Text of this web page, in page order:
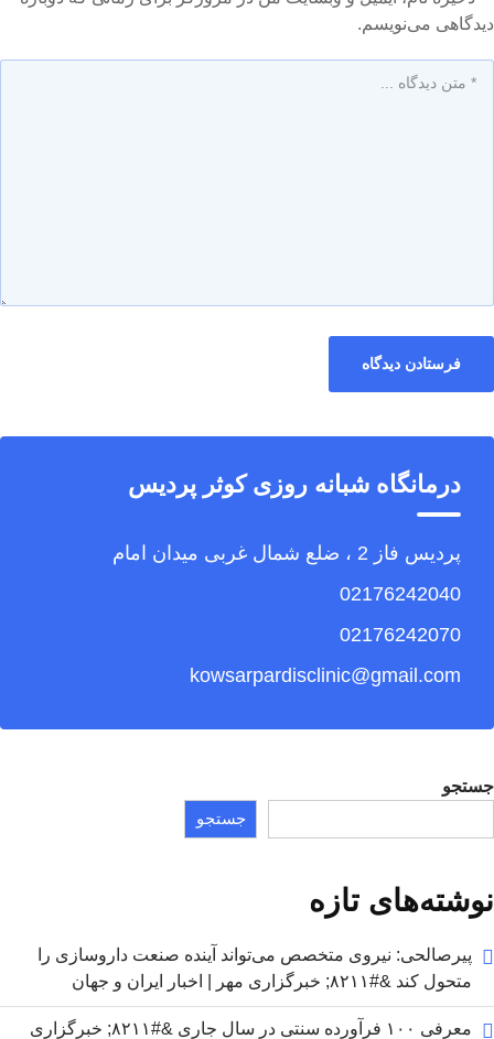
دیدگاهی می‌نویسم.
درمانگاه شبانه روزی کوثر پردیس
پردیس فاز 2 ، ضلع شمال غربی میدان امام
02176242040
02176242070
kowsarpardisclinic@gmail.com
جستجو
جستجو
نوشته‌های تازه
پیرصالحی: نیروی متخصص می‌تواند آینده صنعت داروسازی را
متحول کند &#۸۲۱۱; خبرگزاری مهر | اخبار ایران و جهان
معرفی ۱۰۰ فرآورده سنتی در سال جاری &#۸۲۱۱; خبرگزاری